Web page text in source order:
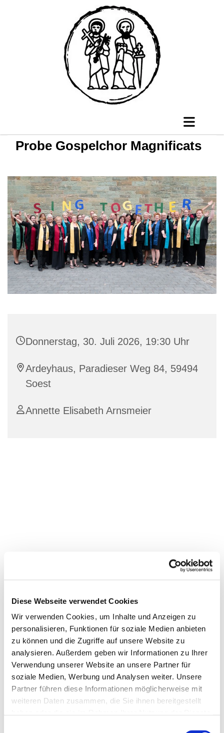
Diese Webseite verwendet Cookies
Wir verwenden Cookies, um Inhalte und Anzeigen zu
personalisieren, Funktionen für soziale Medien anbieten
zu können und die Zugriffe auf unsere Website zu
analysieren. Außerdem geben wir Informationen zu Ihrer
Verwendung unserer Website an unsere Partner für
soziale Medien, Werbung und Analysen weiter. Unsere
Partner führen diese Informationen möglicherweise mit
weiteren Daten zusammen, die Sie ihnen bereitgestellt
Probe Gospelchor Magnificats
Donnerstag, 30. Juli 2026, 19:30 Uhr
Ardeyhaus, Paradieser Weg 84, 59494
Soest
Annette Elisabeth Arnsmeier
Dies könnte Sie auch
interessieren